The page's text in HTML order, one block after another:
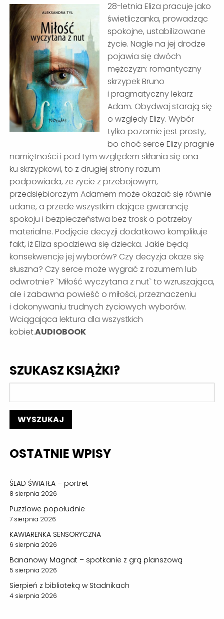
28-letnia Eliza pracuje jako
świetliczanka, prowadząc
spokojne, ustabilizowane
życie. Nagle na jej drodze
pojawia się dwóch
mężczyzn: romantyczny
skrzypek Bruno
i pragmatyczny lekarz
Adam. Obydwaj starają się
o względy Elizy. Wybór
tylko pozornie jest prosty,
bo choć serce Elizy pragnie
namiętności i pod tym względem skłania się ona
ku skrzypkowi, to z drugiej strony rozum
podpowiada, że życie z przebojowym,
przedsiębiorczym Adamem może okazać się równie
udane, a przede wszystkim dające gwarancję
spokoju i bezpieczeństwa bez trosk o potrzeby
materialne. Podjęcie decyzji dodatkowo komplikuje
fakt, iż Eliza spodziewa się dziecka. Jakie będą
konsekwencje jej wyborów? Czy decyzja okaże się
słuszna? Czy serce może wygrać z rozumem lub
odwrotnie? `Miłość wyczytana z nut` to wzruszająca,
ale i zabawna powieść o miłości, przeznaczeniu
i dokonywaniu trudnych życiowych wyborów.
Wciągająca lektura dla wszystkich
kobiet.AUDIOBOOK
SZUKASZ KSIĄŻKI?
OSTATNIE WPISY
ŚLAD ŚWIATŁA – portret
8 sierpnia 2026
Puzzlowe popołudnie
7 sierpnia 2026
KAWIARENKA SENSORYCZNA
6 sierpnia 2026
Bananowy Magnat – spotkanie z grą planszową
5 sierpnia 2026
Sierpień z biblioteką w Stadnikach
4 sierpnia 2026